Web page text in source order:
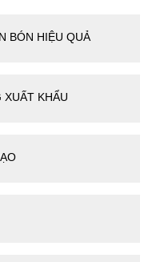
BÓN HIỆU QUẢ
XUẤT KHẨU